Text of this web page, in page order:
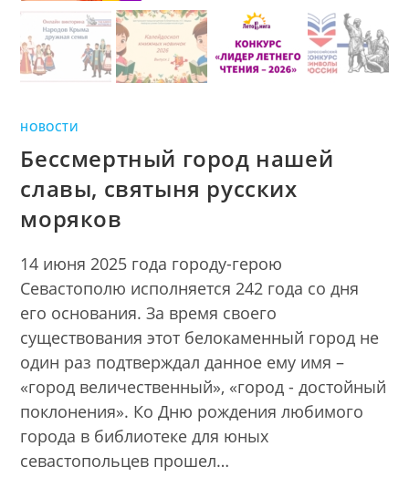
НОВОСТИ
Бессмертный город нашей
славы, святыня русских
моряков
14 июня 2025 года городу-герою
Севастополю исполняется 242 года со дня
его основания. За время своего
существования этот белокаменный город не
один раз подтверждал данное ему имя –
«город величественный», «город - достойный
поклонения». Ко Дню рождения любимого
города в библиотеке для юных
севастопольцев прошел…